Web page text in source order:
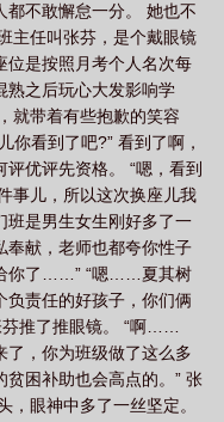
都不敢懈怠一分。 她也不
主任叫张芬，是个戴眼镜
位是按照月考个人名次每
熟之后玩心大发影响学
就带着有些抱歉的笑容
你看到了吧?” 看到了啊，
优评先资格。 “嗯，看到
事儿，所以这次换座儿我
班是男生女生刚好多了一
献，老师也都夸你性子
你了……” “嗯……夏其树
负责任的好孩子，你们俩
推了推眼镜。 “啊……
了，你为班级做了这么多
困补助也会高点的。” 张
眼神中多了一丝坚定。